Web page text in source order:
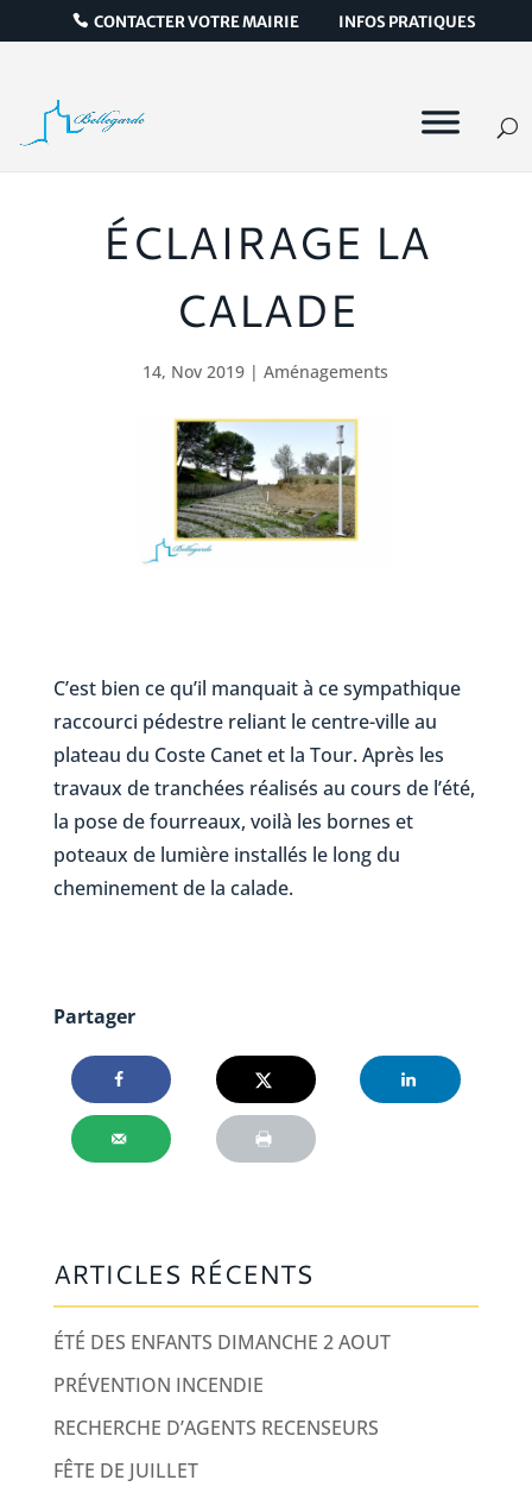
CONTACTER VOTRE MAIRIE INFOS PRATIQUES
ÉCLAIRAGE LA
CALADE
14, Nov 2019 |Aménagements
C’est bien ce qu’il manquait à ce sympathique
raccourci pédestre reliant le centre-ville au
plateau du Coste Canet et la Tour. Après les
travaux de tranchées réalisés au cours de l’été,
la pose de fourreaux, voilà les bornes et
poteaux de lumière installés le long du
cheminement de la calade.
Partager
ARTICLES RÉCENTS
ÉTÉ DES ENFANTS DIMANCHE 2 AOUT
PRÉVENTION INCENDIE
RECHERCHE D’AGENTS RECENSEURS
FÊTE DE JUILLET